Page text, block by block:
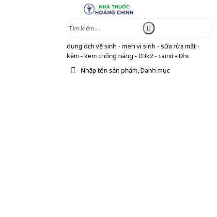
dung dịch vệ sinh - men vi sinh - sữa rửa mặt -
kẽm - kem chống nắng - D3k2 - canxi - Dhc
Nhập tên sản phẩm, Danh mục